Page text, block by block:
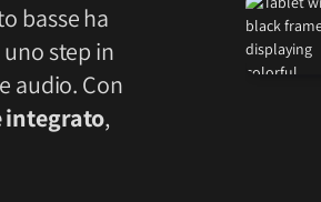
basse ha
step in
audio. Con
integrato,